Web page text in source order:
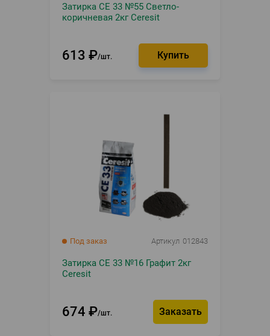
Затирка CE 33 №55 Светло-
коричневая 2кг Ceresit
613 ₽ шт.
Под заказ Артикул 012843
Затирка CE 33 №16 Графит 2кг
Ceresit
674 ₽ шт. Заказать